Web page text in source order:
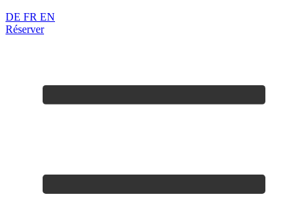
DE FR EN
Réserver